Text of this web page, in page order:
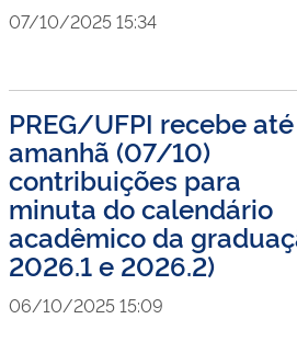
07/10/2025 15:34
PREG/UFPI recebe até
amanhã (07/10)
contribuições para
minuta do calendário
acadêmico da
2026.1 e 2026.2)
06/10/2025 15:09